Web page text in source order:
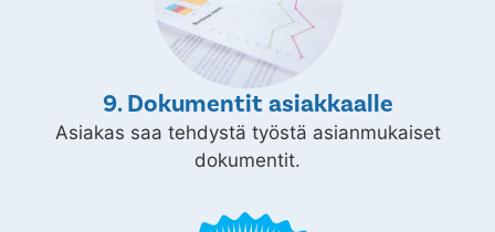
9. Dokumentit asiakkaalle
Asiakas saa tehdystä työstä asianmukaiset
dokumentit.